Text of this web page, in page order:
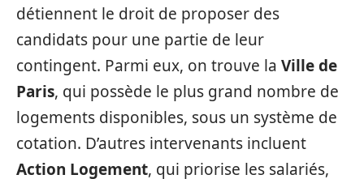
détiennent le droit de proposer des
candidats pour une partie de leur
contingent. Parmi eux, on trouve la Ville de
Paris, qui possède le plus grand nombre de
logements disponibles, sous un système de
cotation. D’autres intervenants incluent
Action Logement, qui priorise les salariés,